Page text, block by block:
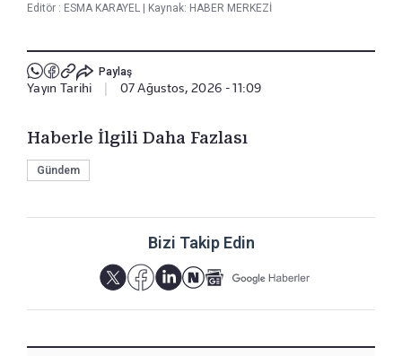
Editör : ESMA KARAYEL | Kaynak: HABER MERKEZİ
Paylaş
Yayın Tarihi 07 Ağustos, 2026 - 11:09
Haberle İlgili Daha Fazlası
Gündem
Bizi Takip Edin